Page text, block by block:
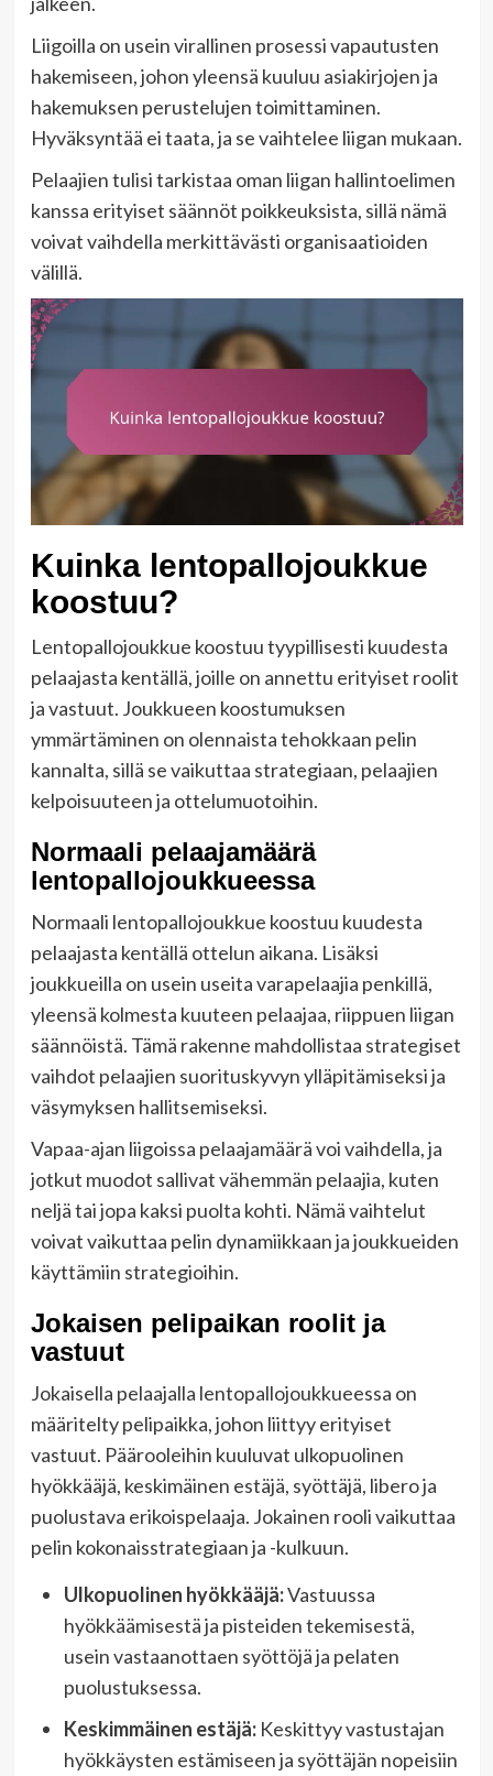
Liigoilla on usein virallinen prosessi vapautusten
hakemiseen, johon yleensä kuuluu asiakirjojen ja
hakemuksen perustelujen toimittaminen.
Hyväksyntää ei taata, ja se vaihtelee liigan mukaan.
Pelaajien tulisi tarkistaa oman liigan hallintoelimen
kanssa erityiset säännöt poikkeuksista, sillä nämä
voivat vaihdella merkittävästi organisaatioiden
välillä.
Kuinka lentopallojoukkue
koostuu?
Lentopallojoukkue koostuu tyypillisesti kuudesta
pelaajasta kentällä, joille on annettu erityiset roolit
ja vastuut. Joukkueen koostumuksen
ymmärtäminen on olennaista tehokkaan pelin
kannalta, sillä se vaikuttaa strategiaan, pelaajien
kelpoisuuteen ja ottelumuotoihin.
Normaali pelaajamäärä
lentopallojoukkueessa
Normaali lentopallojoukkue koostuu kuudesta
pelaajasta kentällä ottelun aikana. Lisäksi
joukkueilla on usein useita varapelaajia penkillä,
yleensä kolmesta kuuteen pelaajaa, riippuen liigan
säännöistä. Tämä rakenne mahdollistaa strategiset
vaihdot pelaajien suorituskyvyn ylläpitämiseksi ja
väsymyksen hallitsemiseksi.
Vapaa-ajan liigoissa pelaajamäärä voi vaihdella, ja
jotkut muodot sallivat vähemmän pelaajia, kuten
neljä tai jopa kaksi puolta kohti. Nämä vaihtelut
voivat vaikuttaa pelin dynamiikkaan ja joukkueiden
käyttämiin strategioihin.
Jokaisen pelipaikan roolit ja
vastuut
Jokaisella pelaajalla lentopallojoukkueessa on
määritelty pelipaikka, johon liittyy erityiset
vastuut. Päärooleihin kuuluvat ulkopuolinen
hyökkääjä, keskimäinen estäjä, syöttäjä, libero ja
puolustava erikoispelaaja. Jokainen rooli vaikuttaa
pelin kokonaisstrategiaan ja -kulkuun.
Ulkopuolinen hyökkääjä:Vastuussa
hyökkäämisestä ja pisteiden tekemisestä,
usein vastaanottaen syöttöjä ja pelaten
puolustuksessa.
Keskimmäinen estäjä:Keskittyy vastustajan
hyökkäysten estämiseen ja syöttäjän nopeisiin